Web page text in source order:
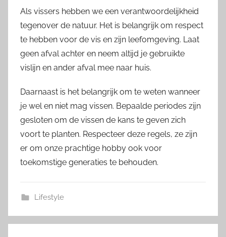
Als vissers hebben we een verantwoordelijkheid
tegenover de natuur. Het is belangrijk om respect
te hebben voor de vis en zijn leefomgeving. Laat
geen afval achter en neem altijd je gebruikte
vislijn en ander afval mee naar huis.
Daarnaast is het belangrijk om te weten wanneer
je wel en niet mag vissen. Bepaalde periodes zijn
gesloten om de vissen de kans te geven zich
voort te planten. Respecteer deze regels, ze zijn
er om onze prachtige hobby ook voor
toekomstige generaties te behouden.
Lifestyle